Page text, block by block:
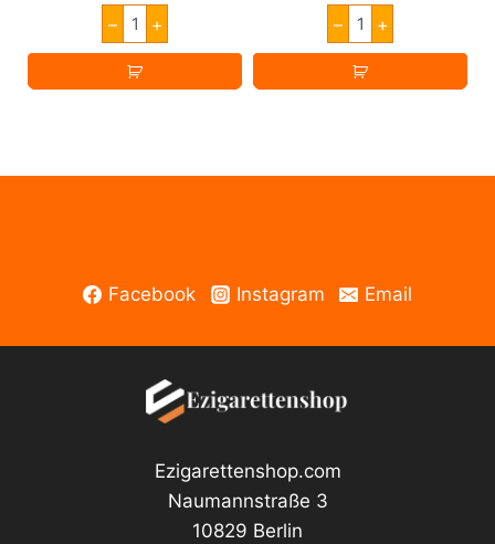
was:
8,90 €.7,49 €.
–
Tribal
Force
Pink
Passion
Aroma
+
was:
8,90 €.7,59 €.
–
Tribal
Force
Rainbow
Slush
Aroma
+
Facebook Instagram Email
Ezigarettenshop.com
Naumannstraße 3
10829 Berlin